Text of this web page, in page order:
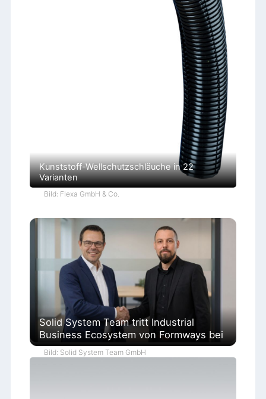
Kunststoff-Wellschutzschläuche in 22
Varianten
Bild: Flexa GmbH & Co.
Solid System Team tritt Industrial
Business Ecosystem von Formways bei
Bild: Solid System Team GmbH